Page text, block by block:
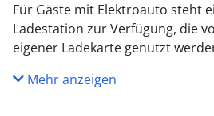
Für Gäste mit Elektroauto steht
Ladestation zur Verfügung, die
eigener Ladekarte genutzt werden
und idealen Voraussetzungen
Mehr anzeigen